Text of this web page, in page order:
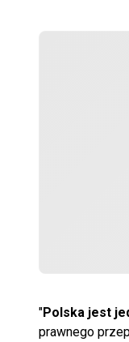
"Polska jest
prawnego